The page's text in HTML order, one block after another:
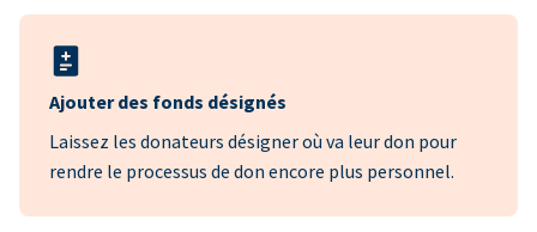
Ajouter des fonds désignés
Laissez les donateurs désigner où va leur don pour
rendre le processus de don encore plus personnel.